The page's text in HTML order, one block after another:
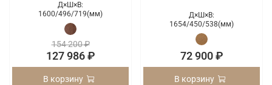
Д×Ш×В:
1600/496/719(мм)
154 200 ₽
127 986 ₽
В корзину
Д×Ш×В:
1654/450/538(мм)
72 900 ₽
В корзину